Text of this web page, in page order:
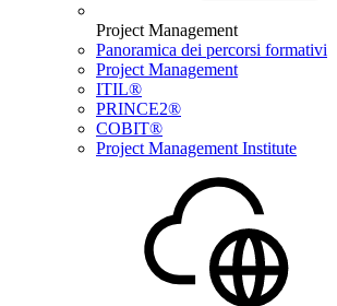
Project Management
Panoramica dei percorsi formativi
Project Management
ITIL®
PRINCE2®
COBIT®
Project Management Institute